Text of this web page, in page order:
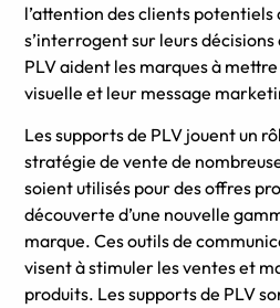
l’attention des clients potentiels
s’interrogent sur leurs décisions
PLV aident les marques à
visuelle et leur message
Les supports de PLV jouent un
stratégie de vente de
soient utilisés pour des offres
découverte d’une nouvelle
marque. Ces outils de
visent à stimuler les ventes et
produits. Les supports de PLV